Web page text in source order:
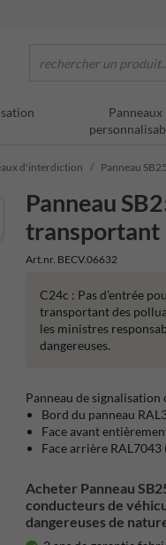
rechercher un produit...
Panneaux
d'interdiction Panneau
Panneau
transportant
Art.nr. BECV.06632
C24c : Pas d'entrée
transportant des
les ministres
dangereuses.
Panneau de
Bord du panneau
Face avant
Face arrière RAL7043
Acheter Panneau
conducteurs de
dangereuses de